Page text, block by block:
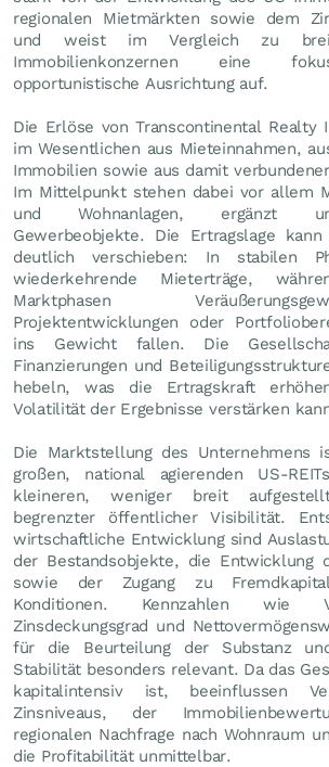
regionalen Mietmärkten sowie dem
und weist im Vergleich zu breit
Immobilienkonzernen eine
opportunistische Ausrichtung auf.
Die Erlöse von Transcontinental Realty
im Wesentlichen aus Mieteinnahmen,
Immobilien sowie aus damit
Im Mittelpunkt stehen dabei vor allem
und Wohnanlagen, ergänzt
Gewerbeobjekte. Die Ertragslage
deutlich verschieben: In stabilen
wiederkehrende Mieterträge,
Marktphasen
Projektentwicklungen oder
ins Gewicht fallen. Die
Finanzierungen und
hebeln, was die Ertragskraft
Volatilität der Ergebnisse verstärken
Die Marktstellung des Unternehmens
großen, national agierenden US-
kleineren, weniger breit
begrenzter öffentlicher Visibilität.
wirtschaftliche Entwicklung sind
der Bestandsobjekte, die Entwicklung
sowie der Zugang zu
Konditionen. Kennzahlen wie
Zinsdeckungsgrad und
für die Beurteilung der Substanz
Stabilität besonders relevant. Da das
kapitalintensiv ist, beeinflussen
Zinsniveaus, der
regionalen Nachfrage nach Wohnraum
die Profitabilität unmittelbar.